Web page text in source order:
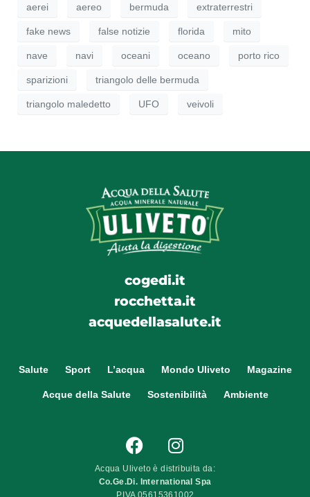
aerei aereo bermuda extraterrestri
fake news false notizie florida mito
nave navi oceani oceano porto rico
sparizioni triangolo delle bermuda
triangolo maledetto UFO veivoli
cogedi.it
rocchetta.it
acquedellasalute.it
Salute Sport L’acqua Mondo Uliveto Magazine
Acque della Salute Sostenibilità Ambiente
Acqua Uliveto è distribuita da:
Co.Ge.Di. International Spa
P.IVA 05615361002